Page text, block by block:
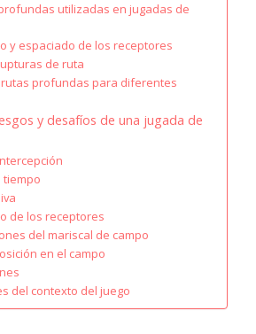
utilizadas en jugadas de
y espaciado de los receptores
de ruta
profundas para diferentes
y desafíos de una jugada de
tiempo
de los receptores
del mariscal de campo
en el campo
del contexto del juego